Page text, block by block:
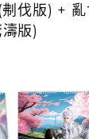
伐版) +
版)